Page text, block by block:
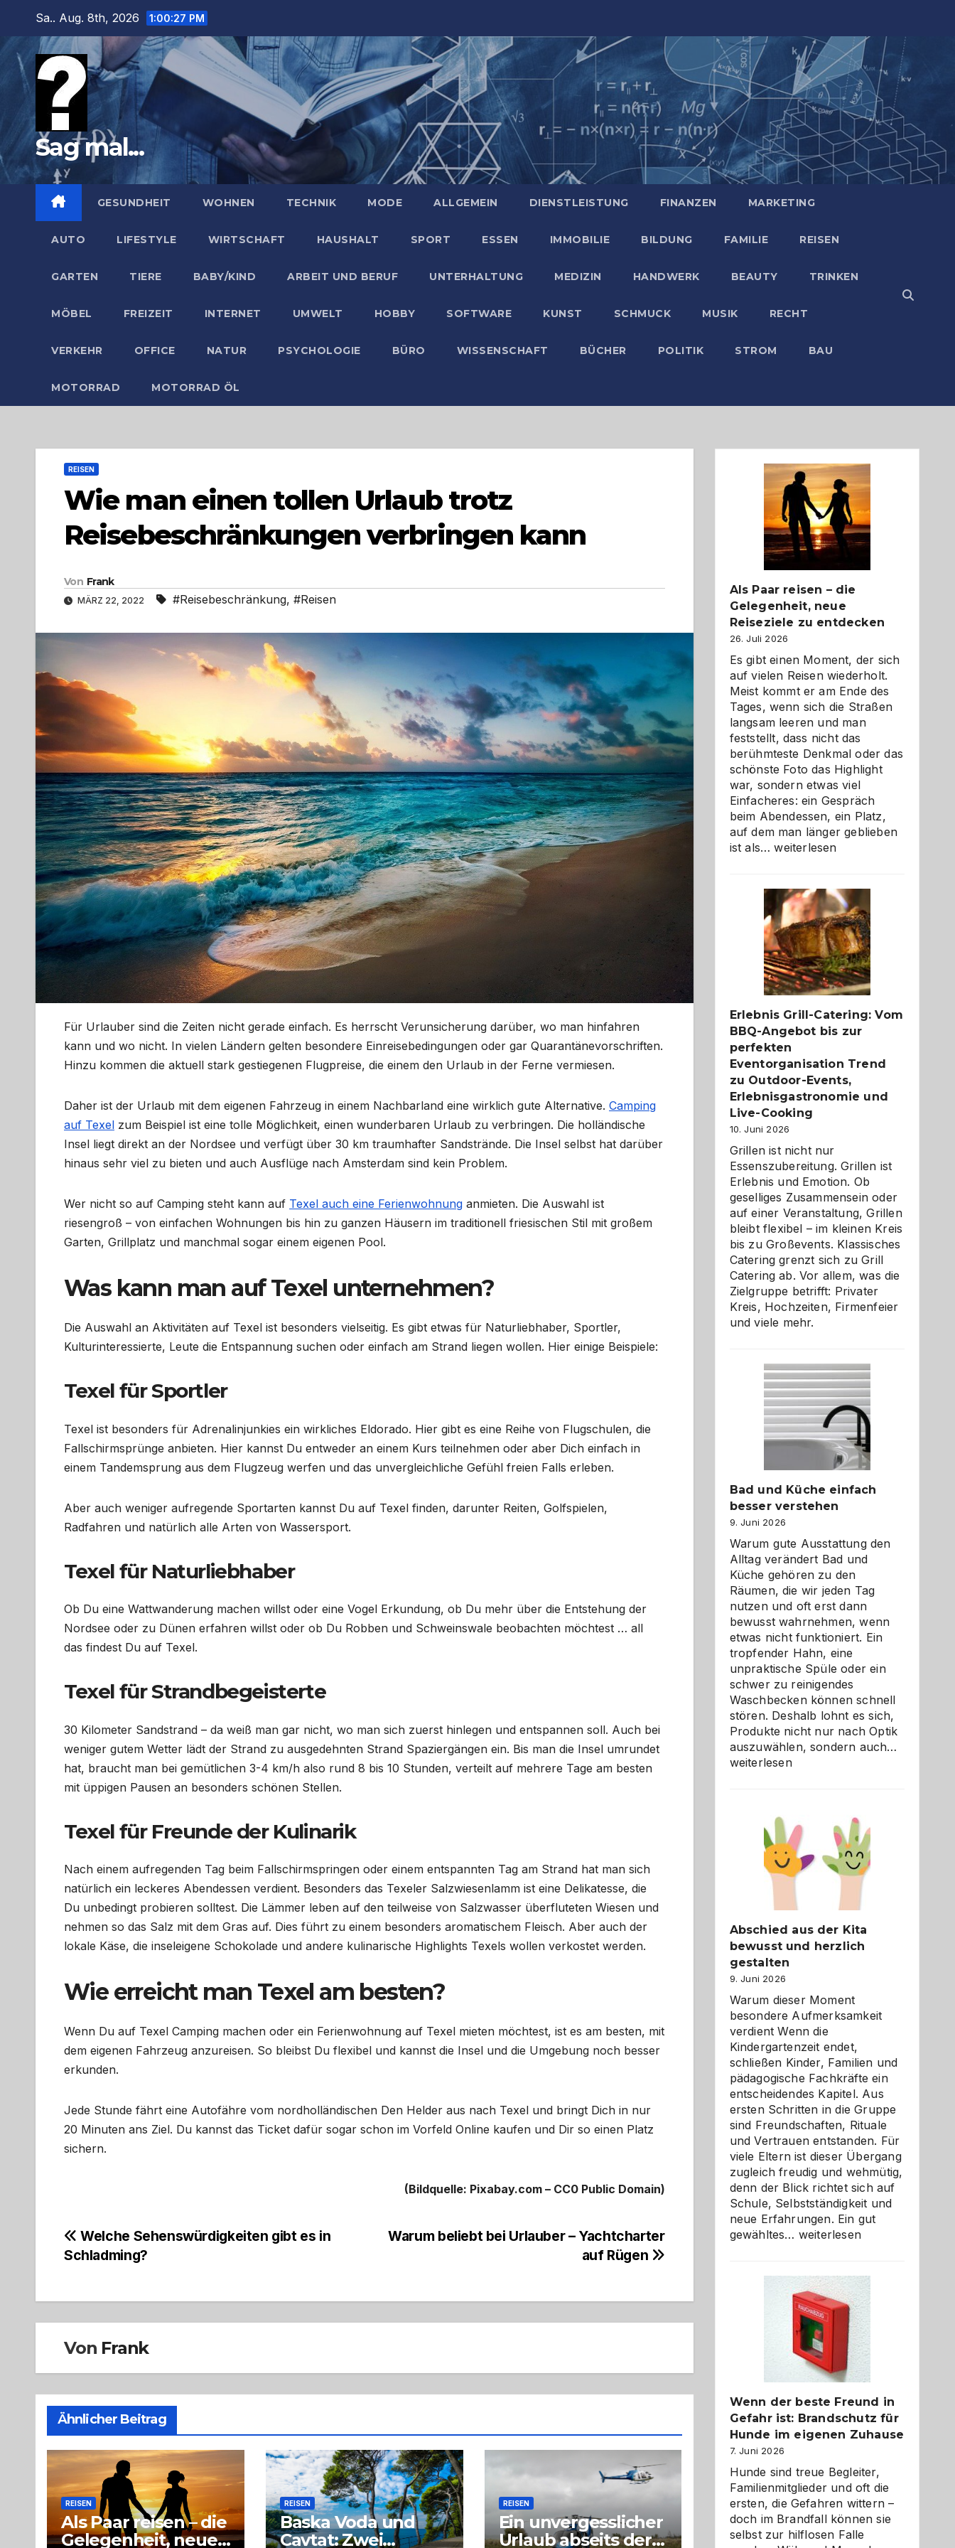
springen
Sa.. Aug. 8th, 2026 1:00:28 PM
Sag mal...
GESUNDHEIT WOHNEN TECHNIK MODE ALLGEMEIN DIENSTLEISTUNG FINANZEN MARKETING
AUTO LIFESTYLE WIRTSCHAFT HAUSHALT SPORT ESSEN IMMOBILIE BILDUNG FAMILIE REISEN
GARTEN TIERE BABY/KIND ARBEIT UND BERUF UNTERHALTUNG MEDIZIN HANDWERK BEAUTY TRINKEN
MÖBEL FREIZEIT INTERNET UMWELT HOBBY SOFTWARE KUNST SCHMUCK MUSIK RECHT
VERKEHR OFFICE NATUR PSYCHOLOGIE BÜRO WISSENSCHAFT BÜCHER POLITIK STROM BAU
MOTORRAD MOTORRAD ÖL
REISEN
Wie man einen tollen Urlaub trotz
Reisebeschränkungen verbringen kann
Von Frank
MÄRZ 22, 2022 #Reisebeschränkung, #Reisen
Für Urlauber sind die Zeiten nicht gerade einfach. Es herrscht Verunsicherung darüber, wo man hinfahren
kann und wo nicht. In vielen Ländern gelten besondere Einreisebedingungen oder gar Quarantänevorschriften.
Hinzu kommen die aktuell stark gestiegenen Flugpreise, die einem den Urlaub in der Ferne vermiesen.
Daher ist der Urlaub mit dem eigenen Fahrzeug in einem Nachbarland eine wirklich gute Alternative. Camping
auf Texel zum Beispiel ist eine tolle Möglichkeit, einen wunderbaren Urlaub zu verbringen. Die holländische
Insel liegt direkt an der Nordsee und verfügt über 30 km traumhafter Sandstrände. Die Insel selbst hat darüber
hinaus sehr viel zu bieten und auch Ausflüge nach Amsterdam sind kein Problem.
Wer nicht so auf Camping steht kann auf Texel auch eine Ferienwohnung anmieten. Die Auswahl ist
riesengroß – von einfachen Wohnungen bis hin zu ganzen Häusern im traditionell friesischen Stil mit großem
Garten, Grillplatz und manchmal sogar einem eigenen Pool.
Was kann man auf Texel unternehmen?
Die Auswahl an Aktivitäten auf Texel ist besonders vielseitig. Es gibt etwas für Naturliebhaber, Sportler,
Kulturinteressierte, Leute die Entspannung suchen oder einfach am Strand liegen wollen. Hier einige Beispiele:
Texel für Sportler
Texel ist besonders für Adrenalinjunkies ein wirkliches Eldorado. Hier gibt es eine Reihe von Flugschulen, die
Fallschirmsprünge anbieten. Hier kannst Du entweder an einem Kurs teilnehmen oder aber Dich einfach in
einem Tandemsprung aus dem Flugzeug werfen und das unvergleichliche Gefühl freien Falls erleben.
Aber auch weniger aufregende Sportarten kannst Du auf Texel finden, darunter Reiten, Golfspielen,
Radfahren und natürlich alle Arten von Wassersport.
Texel für Naturliebhaber
Ob Du eine Wattwanderung machen willst oder eine Vogel Erkundung, ob Du mehr über die Entstehung der
Nordsee oder zu Dünen erfahren willst oder ob Du Robben und Schweinswale beobachten möchtest … all
das findest Du auf Texel.
Texel für Strandbegeisterte
30 Kilometer Sandstrand – da weiß man gar nicht, wo man sich zuerst hinlegen und entspannen soll. Auch bei
weniger gutem Wetter lädt der Strand zu ausgedehnten Strand Spaziergängen ein. Bis man die Insel umrundet
hat, braucht man bei gemütlichen 3-4 km/h also rund 8 bis 10 Stunden, verteilt auf mehrere Tage am besten
mit üppigen Pausen an besonders schönen Stellen.
Texel für Freunde der Kulinarik
Nach einem aufregenden Tag beim Fallschirmspringen oder einem entspannten Tag am Strand hat man sich
natürlich ein leckeres Abendessen verdient. Besonders das Texeler Salzwiesenlamm ist eine Delikatesse, die
Du unbedingt probieren solltest. Die Lämmer leben auf den teilweise von Salzwasser überfluteten Wiesen und
nehmen so das Salz mit dem Gras auf. Dies führt zu einem besonders aromatischem Fleisch. Aber auch der
lokale Käse, die inseleigene Schokolade und andere kulinarische Highlights Texels wollen verkostet werden.
Wie erreicht man Texel am besten?
Wenn Du auf Texel Camping machen oder ein Ferienwohnung auf Texel mieten möchtest, ist es am besten, mit
dem eigenen Fahrzeug anzureisen. So bleibst Du flexibel und kannst die Insel und die Umgebung noch besser
erkunden.
Jede Stunde fährt eine Autofähre vom nordholländischen Den Helder aus nach Texel und bringt Dich in nur
20 Minuten ans Ziel. Du kannst das Ticket dafür sogar schon im Vorfeld Online kaufen und Dir so einen Platz
sichern.
(Bildquelle: Pixabay.com – CC0 Public Domain)
Beitragsnavigation
Warum beliebt bei Urlauber – Yachtcharter
auf Rügen
Welche Sehenswürdigkeiten gibt es in
Schladming?
Von Frank
Ähnlicher Beitrag
REISEN
Als Paar reisen – die
Gelegenheit, neue
REISEN
Baska Voda und
Cavtat: Zwei
REISEN
Ein unvergesslicher
Urlaub abseits der
Als Paar reisen – die
Gelegenheit, neue
Reiseziele zu entdecken
26. Juli 2026
Es gibt einen Moment, der sich
auf vielen Reisen wiederholt.
Meist kommt er am Ende des
Tages, wenn sich die Straßen
langsam leeren und man
feststellt, dass nicht das
berühmteste Denkmal oder das
schönste Foto das Highlight
war, sondern etwas viel
Einfacheres: ein Gespräch
beim Abendessen, ein Platz,
auf dem man länger geblieben
ist als…Als
die
Gelegenheit,
neue
Reiseziele
zu
entdecken
weiterlesen
Erlebnis Grill-Catering: Vom
BBQ-Angebot bis zur
perfekten
Eventorganisation Trend
zu Outdoor-Events,
Erlebnisgastronomie und
Live-Cooking
10. Juni 2026
Grillen ist nicht nur
Essenszubereitung. Grillen ist
Erlebnis und Emotion. Ob
geselliges Zusammensein oder
auf einer Veranstaltung, Grillen
bleibt flexibel – im kleinen Kreis
bis zu Großevents. Klassisches
Catering grenzt sich zu Grill
Catering ab. Vor allem, was die
Zielgruppe betrifft: Privater
Kreis, Hochzeiten, Firmenfeier
und viele mehr.
Bad und Küche einfach
besser verstehen
9. Juni 2026
Warum gute Ausstattung den
Alltag verändert Bad und
Küche gehören zu den
Räumen, die wir jeden Tag
nutzen und oft erst dann
bewusst wahrnehmen, wenn
etwas nicht funktioniert. Ein
tropfender Hahn, eine
unpraktische Spüle oder ein
schwer zu reinigendes
Waschbecken können schnell
stören. Deshalb lohnt es sich,
Produkte nicht nur nach Optik
auszuwählen, sondern auch…
weiterlesen
Abschied aus der Kita
bewusst und herzlich
gestalten
9. Juni 2026
Warum dieser Moment
besondere Aufmerksamkeit
verdient Wenn die
Kindergartenzeit endet,
schließen Kinder, Familien und
pädagogische Fachkräfte ein
entscheidendes Kapitel. Aus
ersten Schritten in die Gruppe
sind Freundschaften, Rituale
und Vertrauen entstanden. Für
viele Eltern ist dieser Übergang
zugleich freudig und wehmütig,
denn der Blick richtet sich auf
Schule, Selbstständigkeit und
neue Erfahrungen. Ein gut
gewähltes… Abschied
Kita
bewusst
und
herzlich
gestalten
weiterlesen
Wenn der beste Freund in
Gefahr ist: Brandschutz für
Hunde im eigenen Zuhause
7. Juni 2026
Hunde sind treue Begleiter,
Familienmitglieder und oft die
ersten, die Gefahren wittern –
doch im Brandfall können sie
selbst zur hilflosen Falle